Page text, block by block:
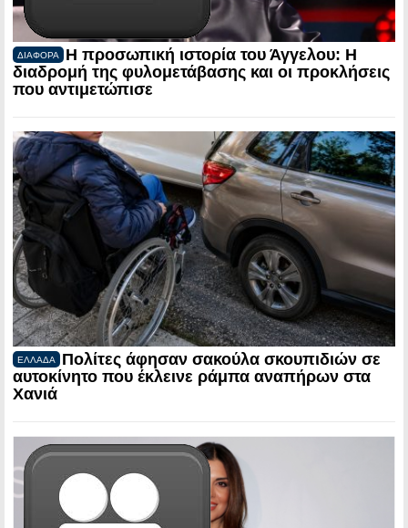
ΔΙΑΦΟΡΑ
Η προσωπική ιστορία του Άγγελου: Η
διαδρομή της φυλομετάβασης και οι προκλήσεις
που αντιμετώπισε
ΕΛΛΑΔΑ
Πολίτες άφησαν σακούλα σκουπιδιών σε
αυτοκίνητο που έκλεινε ράμπα αναπήρων στα
Χανιά